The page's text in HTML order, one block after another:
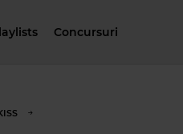
Concursuri